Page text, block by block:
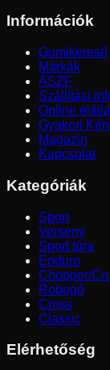
Információk
Gumikereső
Márkák
ÁSZF
Szállítási
Online
Gyakori
Magazin
Kapcsolat
Kategóriák
Sport
Verseny
Sport túra
Enduro
Chopper/
Robogó
Cross
Classic
Elérhetőség